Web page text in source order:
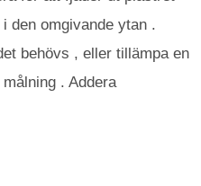
den omgivande ytan .
behövs , eller tillämpa en
. Addera